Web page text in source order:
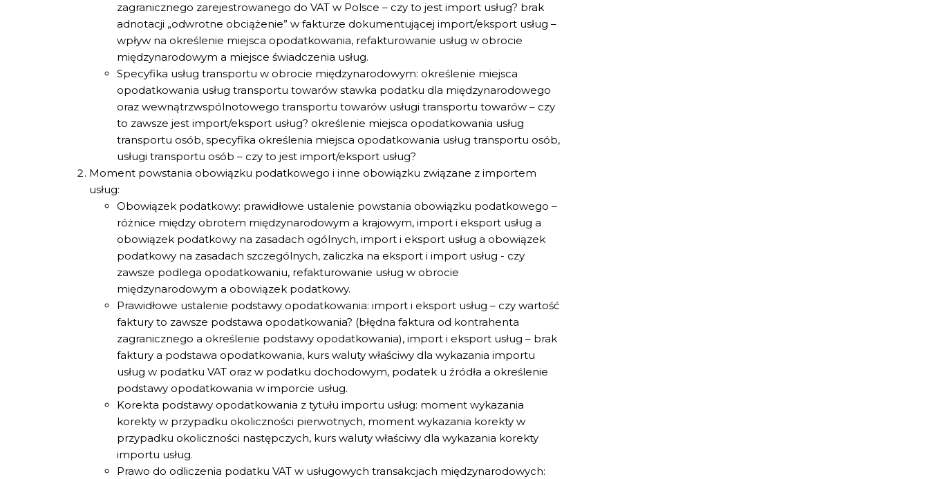
zagranicznego zarejestrowanego do VAT w Polsce – czy to jest import usług? brak
adnotacji „odwrotne obciążenie” w fakturze dokumentującej import/eksport usług –
wpływ na określenie miejsca opodatkowania, refakturowanie usług w obrocie
międzynarodowym a miejsce świadczenia usług.
Specyfika usług transportu w obrocie międzynarodowym: określenie miejsca
opodatkowania usług transportu towarów stawka podatku dla międzynarodowego
oraz wewnątrzwspólnotowego transportu towarów usługi transportu towarów – czy
to zawsze jest import/eksport usług? określenie miejsca opodatkowania usług
transportu osób, specyfika określenia miejsca opodatkowania usług transportu osób,
usługi transportu osób – czy to jest import/eksport usług?
Moment powstania obowiązku podatkowego i inne obowiązku związane z importem
usług:
Obowiązek podatkowy: prawidłowe ustalenie powstania obowiązku podatkowego –
różnice między obrotem międzynarodowym a krajowym, import i eksport usług a
obowiązek podatkowy na zasadach ogólnych, import i eksport usług a obowiązek
podatkowy na zasadach szczególnych, zaliczka na eksport i import usług - czy
zawsze podlega opodatkowaniu, refakturowanie usług w obrocie
międzynarodowym a obowiązek podatkowy.
Prawidłowe ustalenie podstawy opodatkowania: import i eksport usług – czy wartość
faktury to zawsze podstawa opodatkowania? (błędna faktura od kontrahenta
zagranicznego a określenie podstawy opodatkowania), import i eksport usług – brak
faktury a podstawa opodatkowania, kurs waluty właściwy dla wykazania importu
usług w podatku VAT oraz w podatku dochodowym, podatek u źródła a określenie
podstawy opodatkowania w imporcie usług.
Korekta podstawy opodatkowania z tytułu importu usług: moment wykazania
korekty w przypadku okoliczności pierwotnych, moment wykazania korekty w
przypadku okoliczności następczych, kurs waluty właściwy dla wykazania korekty
importu usług.
Prawo do odliczenia podatku VAT w usługowych transakcjach międzynarodowych: